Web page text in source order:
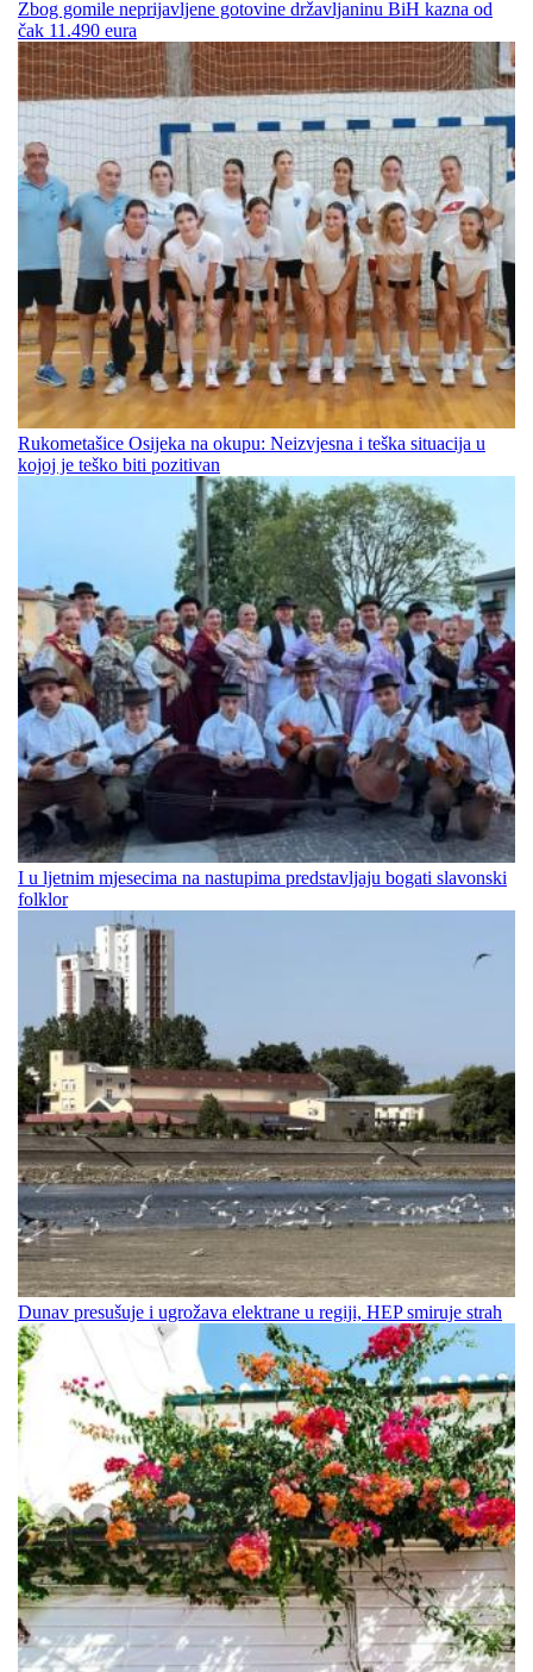
Zbog gomile neprijavljene gotovine državljaninu BiH kazna od
čak 11.490 eura
Rukometašice Osijeka na okupu: Neizvjesna i teška situacija u
kojoj je teško biti pozitivan
I u ljetnim mjesecima na nastupima predstavljaju bogati slavonski
folklor
Dunav presušuje i ugrožava elektrane u regiji, HEP smiruje strah